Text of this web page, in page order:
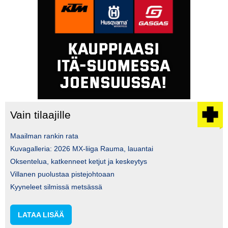
Vain tilaajille
Maailman rankin rata
Kuvagalleria: 2026 MX-liiga Rauma, lauantai
Oksentelua, katkenneet ketjut ja keskeytys
Villanen puolustaa pistejohtoaan
Kyyneleet silmissä metsässä
LATAA LISÄÄ